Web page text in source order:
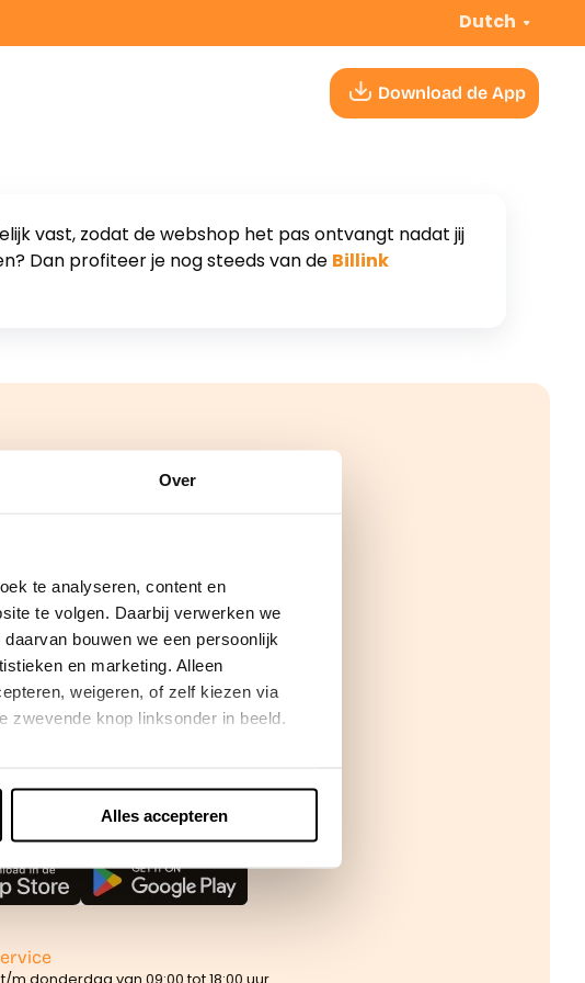
Over
te analyseren, content en
te volgen. Daarbij verwerken we
bouwen we een persoonlijk
en marketing. Alleen
weigeren, of zelf kiezen via
knop linksonder in beeld.
Alles accepteren
Dutch
Download de App
vast, zodat de webshop het pas ontvangt nadat jij
Dan profiteer je nog steeds van de Billink
onze app!